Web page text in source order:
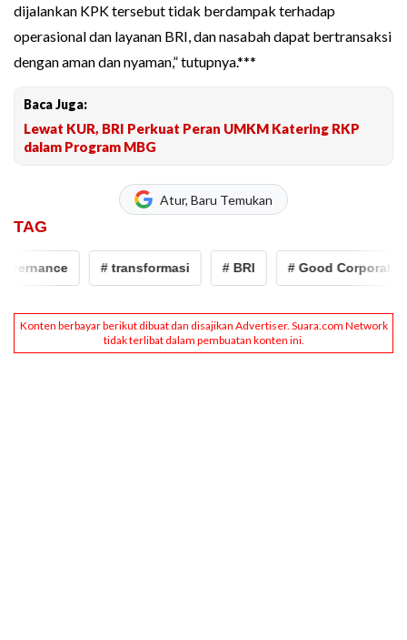
dijalankan KPK tersebut tidak berdampak terhadap
operasional dan layanan BRI, dan nasabah dapat bertransaksi
dengan aman dan nyaman,” tutupnya.***
Baca Juga:
Lewat KUR, BRI Perkuat Peran UMKM Katering RKP
dalam Program MBG
Atur, Baru Temukan
TAG
# transformasi # BRI # Good Corporate